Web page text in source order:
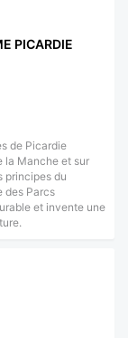
PICARDIE
de Picardie
la Manche et sur
principes du
des Parcs
et invente une